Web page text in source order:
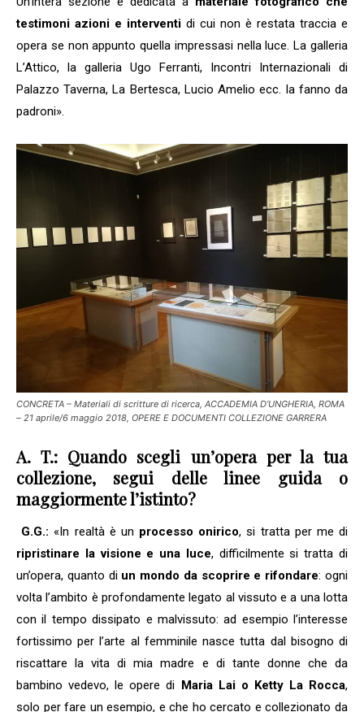
testimoni azioni e interventi di cui non è restata traccia e
opera se non appunto quella impressasi nella luce. La galleria
L’Attico, la galleria Ugo Ferranti, Incontri Internazionali di
Palazzo Taverna, La Bertesca, Lucio Amelio ecc. la fanno da
padroni».
CONCRETA – Materiali di scritture di ricerca, ACCADEMIA D’UNGHERIA, ROMA
– 21 aprile/6 maggio 2018, OPERE E DOCUMENTI COLLEZIONE GARRERA
A. T.: Quando scegli un’opera per la tua
collezione, segui delle linee guida o
maggiormente l’istinto?
G.G.: «In realtà è un processo onirico, si tratta per me di
ripristinare la visione e una luce, difficilmente si tratta di
un’opera, quanto di un mondo da scoprire e rifondare: ogni
volta l’ambito è profondamente legato al vissuto e a una lotta
con il tempo dissipato e malvissuto: ad esempio l’interesse
fortissimo per l’arte al femminile nasce tutta dal bisogno di
riscattare la vita di mia madre e di tante donne che da
bambino vedevo, le opere di Maria Lai o Ketty La Rocca,
solo per fare un esempio, e che ho cercato e collezionato da